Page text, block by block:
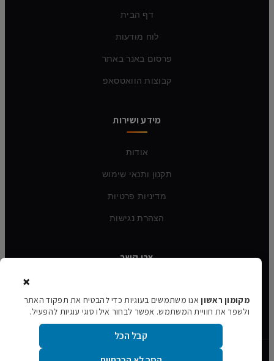
דף הבית
לוח מודעות
פרסום באנר באתר
קבוצות הוואטסאפ
מידע ושירות
אודות
תקנון ותנאי שימוש
מדיניות פרטיות
הצהרת נגישות
צרו קשר
אימייל: rishon106@gmail.com
×
מקומון ראשוןאנו משתמשים בעוגיות כדי להבטיח את תפקוד האתר
ולשפר את חוויית המשתמש. אפשר לבחור אילו סוגי עוגיות להפעיל.
קבל הכל